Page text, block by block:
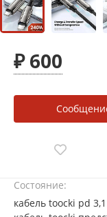
₽ 600
Состояние:
кабель toocki pd